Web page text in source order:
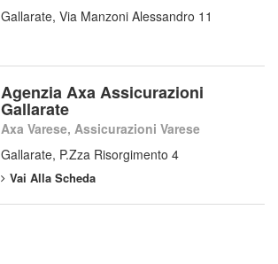
Gallarate, Via Manzoni Alessandro 11
Agenzia Axa Assicurazioni
Gallarate
Axa Varese, Assicurazioni Varese
Gallarate, P.Zza Risorgimento 4
Vai Alla Scheda